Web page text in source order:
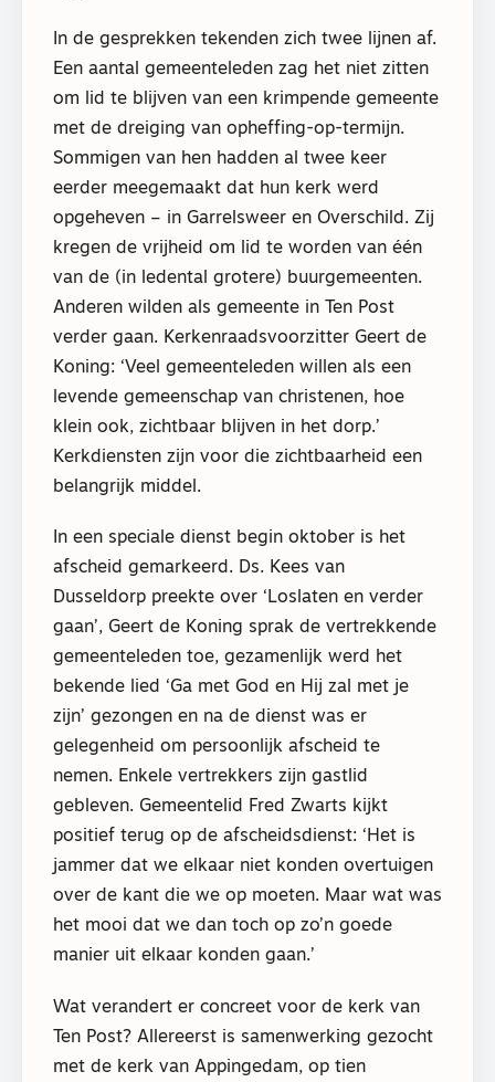
In de gesprekken tekenden zich twee lijnen af.
Een aantal gemeenteleden zag het niet zitten
om lid te blijven van een krimpende gemeente
met de dreiging van opheffing-op-termijn.
Sommigen van hen hadden al twee keer
eerder meegemaakt dat hun kerk werd
opgeheven – in Garrelsweer en Overschild. Zij
kregen de vrijheid om lid te worden van één
van de (in ledental grotere) buurgemeenten.
Anderen wilden als gemeente in Ten Post
verder gaan. Kerkenraadsvoorzitter Geert de
Koning: ‘Veel gemeenteleden willen als een
levende gemeenschap van christenen, hoe
klein ook, zichtbaar blijven in het dorp.’
Kerkdiensten zijn voor die zichtbaarheid een
belangrijk middel.
In een speciale dienst begin oktober is het
afscheid gemarkeerd. Ds. Kees van
Dusseldorp preekte over ‘Loslaten en verder
gaan’, Geert de Koning sprak de vertrekkende
gemeenteleden toe, gezamenlijk werd het
bekende lied ‘Ga met God en Hij zal met je
zijn’ gezongen en na de dienst was er
gelegenheid om persoonlijk afscheid te
nemen. Enkele vertrekkers zijn gastlid
gebleven. Gemeentelid Fred Zwarts kijkt
positief terug op de afscheidsdienst: ‘Het is
jammer dat we elkaar niet konden overtuigen
over de kant die we op moeten. Maar wat was
het mooi dat we dan toch op zo’n goede
manier uit elkaar konden gaan.’
Wat verandert er concreet voor de kerk van
Ten Post? Allereerst is samenwerking gezocht
met de kerk van Appingedam, op tien